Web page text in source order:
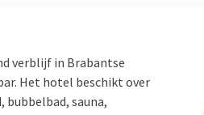
verblijf in Brabantse
Het hotel beschikt over
bubbelbad, sauna,